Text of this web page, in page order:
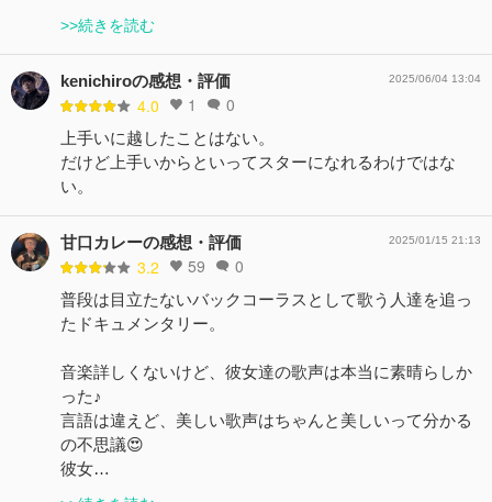
>>続きを読む
kenichiroの感想・評価
4.0 1 0
2025/06/04 13:04
上手いに越したことはない。
だけど上手いからといってスターになれるわけではな
い。
甘口カレーの感想・評価
3.2 59 0
2025/01/15 21:13
普段は目立たないバックコーラスとして歌う人達を追っ
たドキュメンタリー。
音楽詳しくないけど、彼女達の歌声は本当に素晴らしか
った♪
言語は違えど、美しい歌声はちゃんと美しいって分かる
の不思議😍
彼女…